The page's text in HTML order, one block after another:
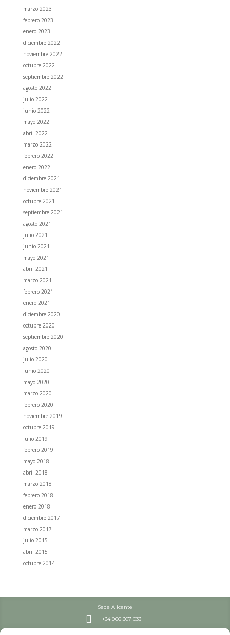
marzo 2023
febrero 2023
enero 2023
diciembre 2022
noviembre 2022
octubre 2022
septiembre 2022
agosto 2022
julio 2022
junio 2022
mayo 2022
abril 2022
marzo 2022
febrero 2022
enero 2022
diciembre 2021
noviembre 2021
octubre 2021
septiembre 2021
agosto 2021
julio 2021
junio 2021
mayo 2021
abril 2021
marzo 2021
febrero 2021
enero 2021
diciembre 2020
octubre 2020
septiembre 2020
agosto 2020
julio 2020
junio 2020
mayo 2020
marzo 2020
febrero 2020
noviembre 2019
octubre 2019
julio 2019
febrero 2019
mayo 2018
abril 2018
marzo 2018
febrero 2018
enero 2018
diciembre 2017
marzo 2017
julio 2015
abril 2015
octubre 2014
Sede Alicante
 +34 966 307 033